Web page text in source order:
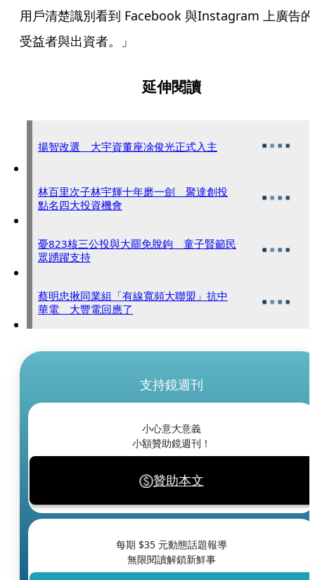
用戶清楚識別看到 Facebook 與Instagram 上廣告的
受益者與出資者。」
延伸閱讀
揚智改選 大宇資董座凃俊光正式入主
林百里次子林宇輝十年磨一劍 聚達創投
點名四大投資機會
憂823核三公投與大罷免脫鉤 童子賢籲民
眾踴躍支持
蔡明忠揪同業組「有線寬頻大聯盟」抗中
華電 大豐電回應了
支持鏡週刊
小心意大意義
小額贊助鏡週刊！
贊助本文
每期 $35 元動態話題報導
無限閱讀解鎖新鮮事